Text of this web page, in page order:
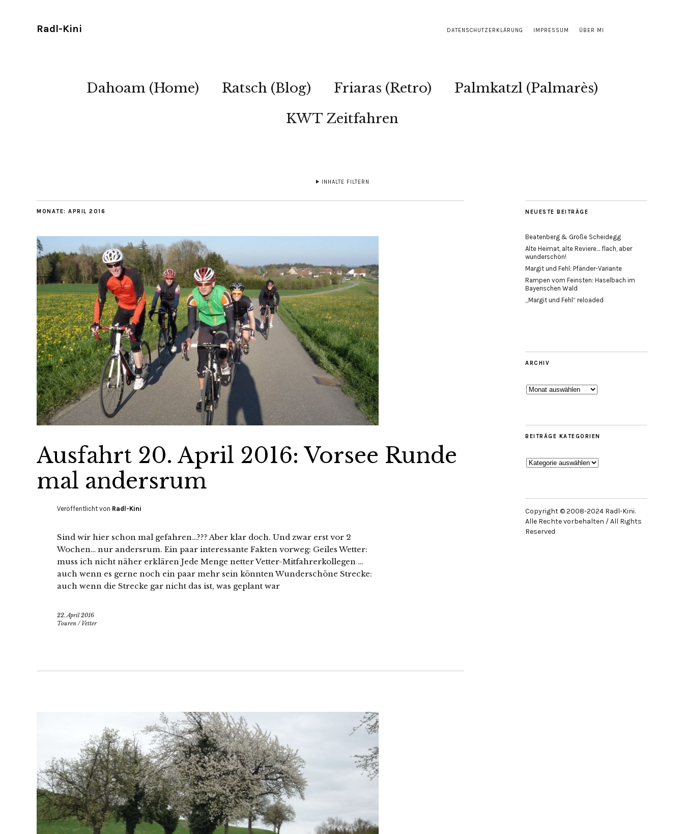
DATENSCHUTZERKLÄRUNG IMPRESSUM ÜBER MI
Radl-Kini
Dahoam (Home) Ratsch (Blog) Friaras (Retro)
Palmkatzl (Palmarès)
KWT Zeitfahren
INHALTE FILTERN
MONATE: APRIL 2016
Ausfahrt 20. April 2016: Vorsee Runde
mal andersrum
Veröffentlicht von Radl-Kini
Sind wir hier schon mal gefahren…??? Aber klar doch. Und zwar erst vor 2
Wochen… nur andersrum. Ein paar interessante Fakten vorweg: Geiles Wetter:
muss ich nicht näher erklären Jede Menge netter Vetter-Mitfahrerkollegen …
auch wenn es gerne noch ein paar mehr sein könnten Wunderschöne Strecke:
auch wenn die Strecke gar nicht das ist, was geplant war
22. April 2016
Touren / Vetter
NEUESTE BEITRÄGE
Beatenberg & Große Scheidegg
Alte Heimat, alte Reviere… flach, aber
wunderschön!
Margit und Fehl: Pfänder-Variante
Rampen vom Feinsten: Haselbach im
Bayerischen Wald
„Margit und Fehl“ reloaded
ARCHIV
Archiv
BEITRÄGE KATEGORIEN
Beiträge
Kategorien
Copyright © 2008-2024 Radl-Kini.
Alle Rechte vorbehalten / All Rights
Reserved